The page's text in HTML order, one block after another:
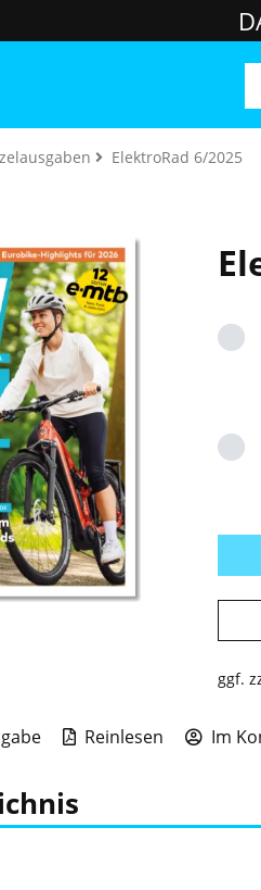
ElektroRad 6/2025
ggf.
Reinlesen Im